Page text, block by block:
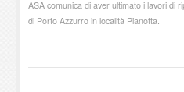
ASA comunica di aver ultimato i lavori di
di Porto Azzurro in località Pianotta.